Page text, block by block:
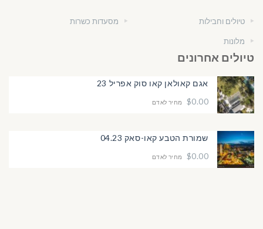
טיולים וחבילות
מלונות
מסעדות כשרות
טיולים אחרונים
אגם קאולאן קאו סוק אפריל 23
$0.00
מחיר לאדם
שמורת הטבע קאו-סאק 04.23
$0.00
מחיר לאדם